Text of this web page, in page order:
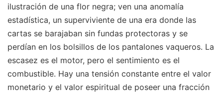
ilustración de una flor negra; ven una anomalía
estadística, un superviviente de una era donde las
cartas se barajaban sin fundas protectoras y se
perdían en los bolsillos de los pantalones vaqueros. La
escasez es el motor, pero el sentimiento es el
combustible. Hay una tensión constante entre el valor
monetario y el valor espiritual de poseer una fracción